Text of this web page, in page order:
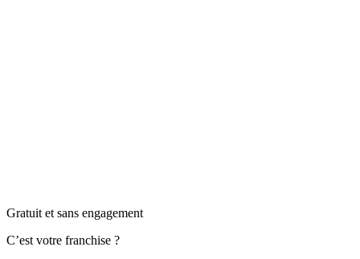
Gratuit et sans engagement
C’est votre franchise ?